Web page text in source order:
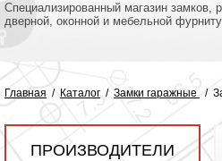
Специализированный магазин замков,
дверной, оконной и мебельной
Главная / Каталог / Замки гаражные /
ПРОИЗВОДИТЕЛИ